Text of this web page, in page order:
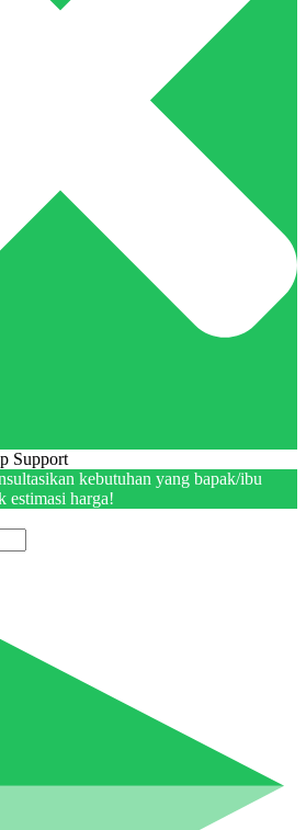
kebutuhan yang bapak/ibu
estimasi harga!